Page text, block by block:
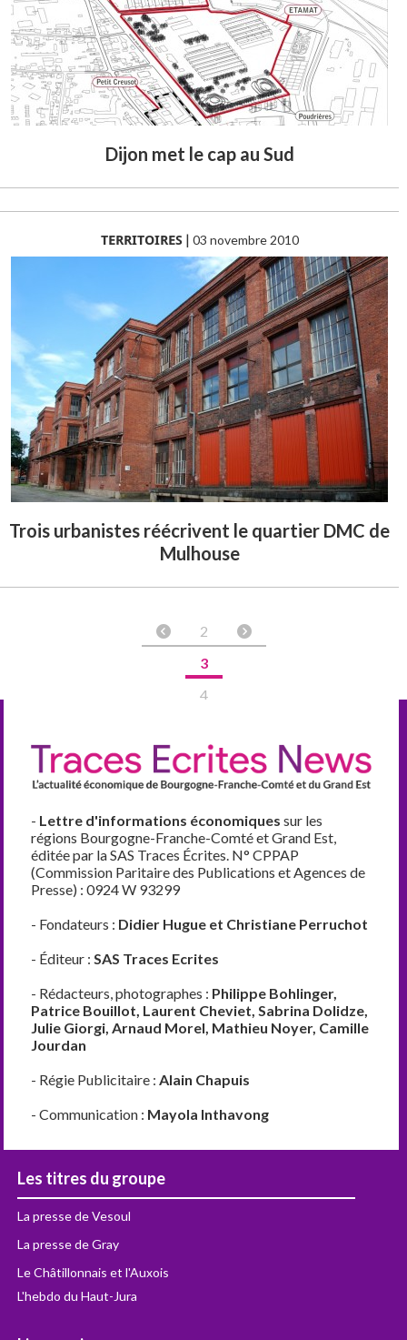
Dijon met le cap au Sud
TERRITOIRES| 03 novembre 2010
Trois urbanistes réécrivent le quartier DMC de
Mulhouse
2
3
4
- Lettre d'informations économiques sur les
régions Bourgogne-Franche-Comté et Grand Est,
éditée par la SAS Traces Écrites. N° CPPAP
(Commission Paritaire des Publications et Agences de
Presse) : 0924 W 93299
- Fondateurs : Didier Hugue et Christiane Perruchot
- Éditeur :SAS Traces Ecrites
- Rédacteurs, photographes : Philippe Bohlinger,
Patrice Bouillot, Laurent Cheviet, Sabrina Dolidze,
Julie Giorgi, Arnaud Morel, Mathieu Noyer, Camille
Jourdan
- Régie Publicitaire :Alain Chapuis
- Communication : Mayola Inthavong
Les titres du groupe
La presse de Vesoul
La presse de Gray
Le Châtillonnais et l'Auxois
L'hebdo du Haut-Jura